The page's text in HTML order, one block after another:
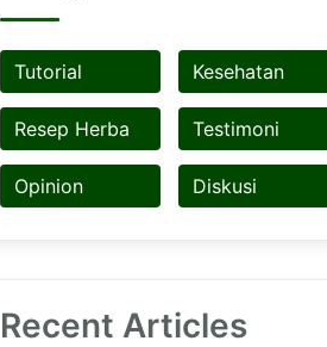
Tutorial Kesehatan
Resep Herba Testimoni
Opinion Diskusi
Recent Articles